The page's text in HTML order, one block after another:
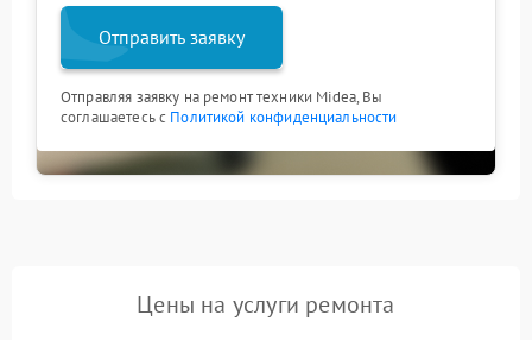
Отправить заявку
Отправляя заявку на ремонт техники Midea, Вы
соглашаетесь с Политикой конфиденциальности
Цены на услуги ремонта